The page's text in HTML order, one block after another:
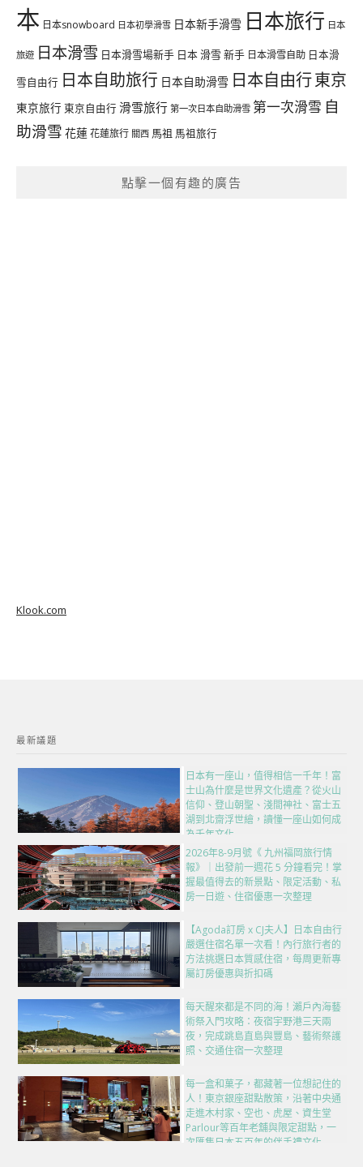
本 日本snowboard 日本初學滑雪 日本新手滑雪 日本旅行 日本
旅遊 日本滑雪 日本滑雪場新手 日本 滑雪 新手 日本滑雪自助 日本滑
雪自由行 日本自助旅行 日本自助滑雪 日本自由行東京
東京旅行 東京自由行 滑雪旅行 第一次日本自助滑雪 第一次滑雪 自
助滑雪 花蓮花蓮旅行 關西 馬祖 馬祖旅行
點擊一個有趣的廣告
Klook.com
最新議題
日本有一座山，值得相信一千年！富
士山為什麼是世界文化遺產？從火山
信仰、登山朝聖、淺間神社、富士五
湖到北齋浮世繪，讀懂一座山如何成
為千年文化
2026年8-9月號《 九州福岡旅行情
報》｜出發前一週花 5 分鐘看完！掌
握最值得去的新景點、限定活動、私
房一日遊、住宿優惠一次整理
【Agoda訂房 x CJ夫人】日本自由行
嚴選住宿名單一次看！內行旅行者的
方法挑選日本質感住宿，每周更新專
屬訂房優惠與折扣碼
每天醒來都是不同的海！瀨戶內海藝
術祭入門攻略：夜宿宇野港三天兩
夜，完成跳島直島與豐島、藝術祭護
照、交通住宿一次整理
每一盒和菓子，都藏著一位想記住的
人！東京銀座甜點散策，沿著中央通
走進木村家、空也、虎屋、資生堂
Parlour等百年老舖與限定甜點，一
次匯集日本五百年的伴手禮文化